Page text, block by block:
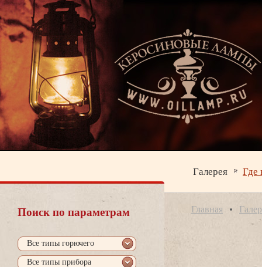
Галерея Где
Поиск по параметрам
се типы горючего
се типы прибора
Главная